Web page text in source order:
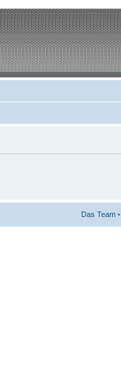
Das Team •